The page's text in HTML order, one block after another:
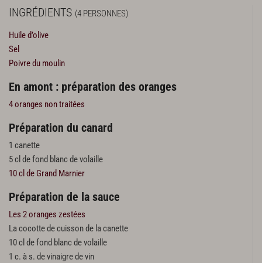
INGRÉDIENTS (4 PERSONNES)
Huile d’olive
Sel
Poivre du moulin
En amont : préparation des oranges
4 oranges non traitées
Préparation du canard
1 canette
5 cl de fond blanc de volaille
10 cl de Grand Marnier
Préparation de la sauce
Les 2 oranges zestées
La cocotte de cuisson de la canette
10 cl de fond blanc de volaille
1 c. à s. de vinaigre de vin